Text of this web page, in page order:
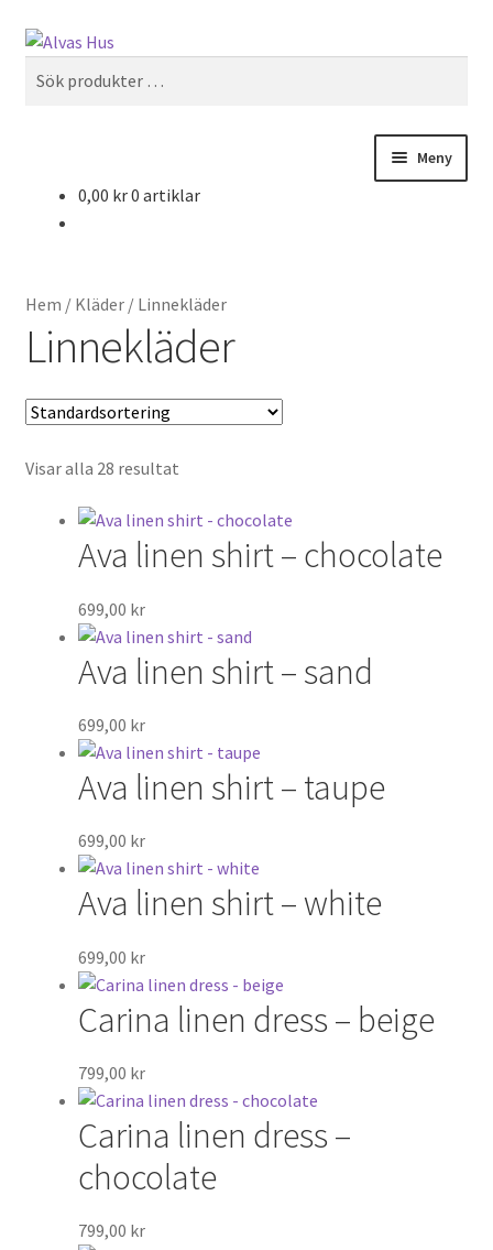
Hoppa
navigering
Hoppa
innehåll
Sök
Meny
Accessoarer
Inredning
Presentkort
Varumärken
Kundservice
Kontakt
0,00 kr0 artiklar
Hem / Kläder/ Linnekläder
Linnekläder
Visar alla 28 resultat
Ava linen shirt – chocolate
699,00 kr
Ava linen shirt – sand
699,00 kr
Ava linen shirt – taupe
699,00 kr
Ava linen shirt – white
699,00 kr
Carina linen dress – beige
799,00 kr
Carina linen dress –
chocolate
799,00 kr